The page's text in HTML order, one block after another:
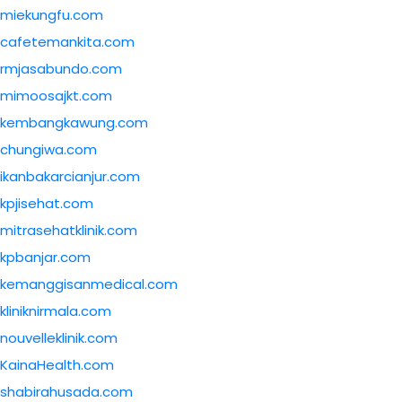
miekungfu.com
cafetemankita.com
rmjasabundo.com
mimoosajkt.com
kembangkawung.com
chungiwa.com
ikanbakarcianjur.com
kpjisehat.com
mitrasehatklinik.com
kpbanjar.com
kemanggisanmedical.com
kliniknirmala.com
nouvelleklinik.com
KainaHealth.com
shabirahusada.com